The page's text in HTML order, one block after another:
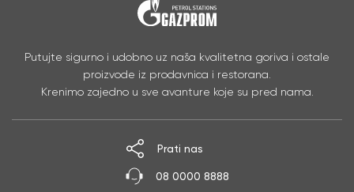
Putujte sigurno i udobno uz naša kvalitetna goriva i ostale
proizvode iz prodavnica i restorana.
Krenimo zajedno u sve avanture koje su pred nama.
Prati nas
08 0000 8888